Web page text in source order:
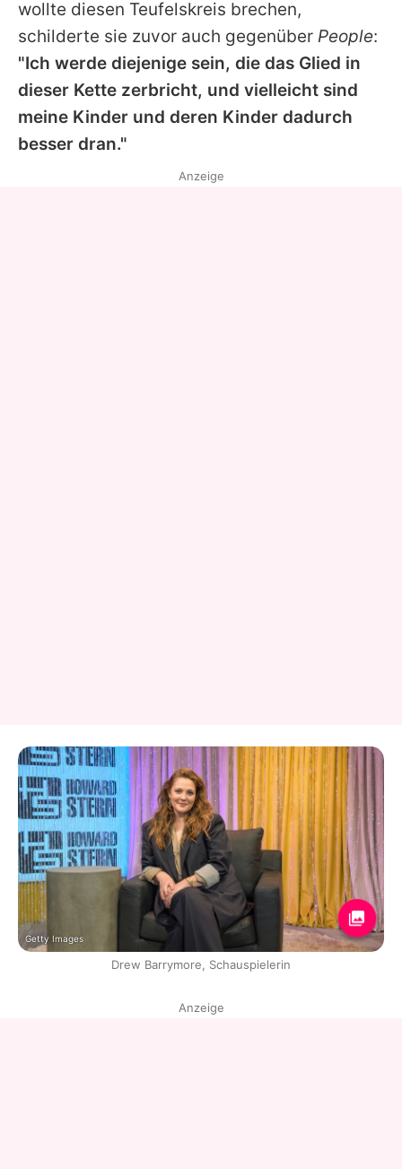
wollte diesen Teufelskreis brechen,
schilderte sie zuvor auch gegenüber People:
"Ich werde diejenige sein, die das Glied in
dieser Kette zerbricht, und vielleicht sind
meine Kinder und deren Kinder dadurch
besser dran."
Anzeige
Getty Images
Drew Barrymore, Schauspielerin
Anzeige